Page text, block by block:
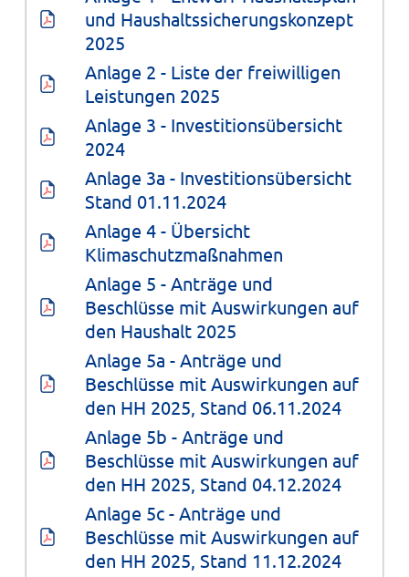
und Haushaltssicherungskonzept
2025
Anlage 2 - Liste der freiwilligen
Leistungen 2025
Anlage 3 - Investitionsübersicht
2024
Anlage 3a - Investitionsübersicht
Stand 01.11.2024
Anlage 4 - Übersicht
Klimaschutzmaßnahmen
Anlage 5 - Anträge und
Beschlüsse mit Auswirkungen auf
den Haushalt 2025
Anlage 5a - Anträge und
Beschlüsse mit Auswirkungen auf
den HH 2025, Stand 06.11.2024
Anlage 5b - Anträge und
Beschlüsse mit Auswirkungen auf
den HH 2025, Stand 04.12.2024
Anlage 5c - Anträge und
Beschlüsse mit Auswirkungen auf
den HH 2025, Stand 11.12.2024